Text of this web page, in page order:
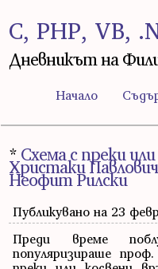
C, PHP, VB,
Дневникът на
Начало
* Схема с преки
Христаки
Неофит Рилски
Публикувано на 23
Преди време
популяризираше